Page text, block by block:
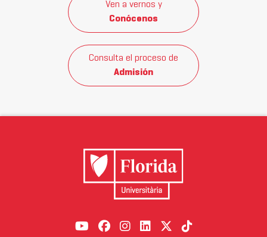
Ven a vernos y
Conócenos
Consulta el proceso de
Admisión